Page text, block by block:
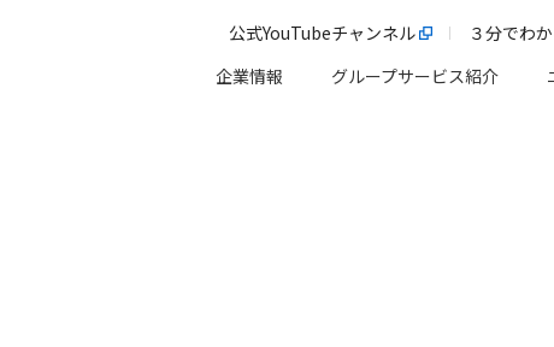
公式YouTubeチャンネル ３分でわ
企業情報
グループサービス紹介